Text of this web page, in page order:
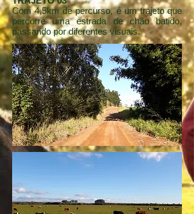
Com 4,5km de percurso, é um trajeto que
percorre uma estrada de chão batido,
passando por diferentes visuais.